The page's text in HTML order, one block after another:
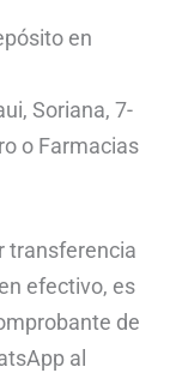
en
Soriana, 7-
o Farmacias
transferencia
efectivo, es
de
al